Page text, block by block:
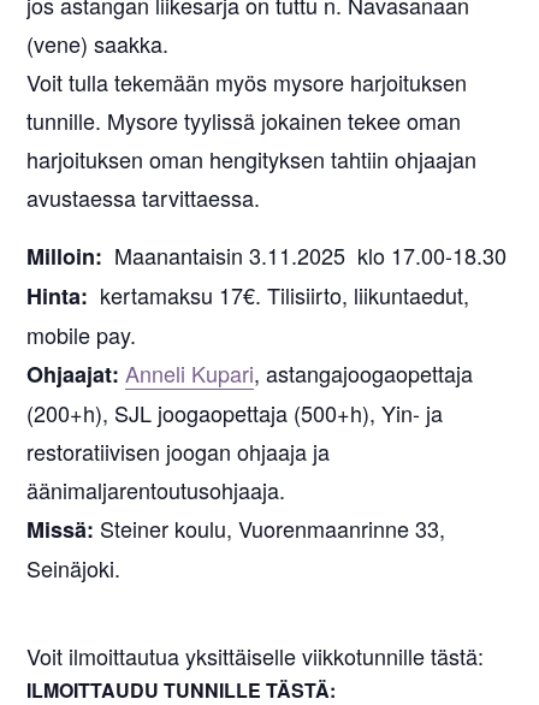
(vene) saakka.
Voit tulla tekemään myös mysore harjoituksen
tunnille. Mysore tyylissä jokainen tekee oman
harjoituksen oman hengityksen tahtiin ohjaajan
avustaessa tarvittaessa.
Milloin: Maanantaisin 3.11.2025 klo 17.00-18.30
Hinta: kertamaksu 17€. Tilisiirto, liikuntaedut,
mobile pay.
Ohjaajat:Anneli Kupari, astangajoogaopettaja
(200+h), SJL joogaopettaja (500+h), Yin- ja
restoratiivisen joogan ohjaaja ja
äänimaljarentoutusohjaaja.
Missä: Steiner koulu, Vuorenmaanrinne 33,
Seinäjoki.
Voit ilmoittautua yksittäiselle viikkotunnille tästä:
ILMOITTAUDU TUNNILLE TÄSTÄ: